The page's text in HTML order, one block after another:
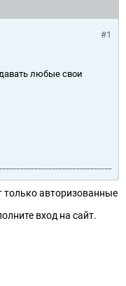
#1
любые свои
только авторизованные
вход на сайт.